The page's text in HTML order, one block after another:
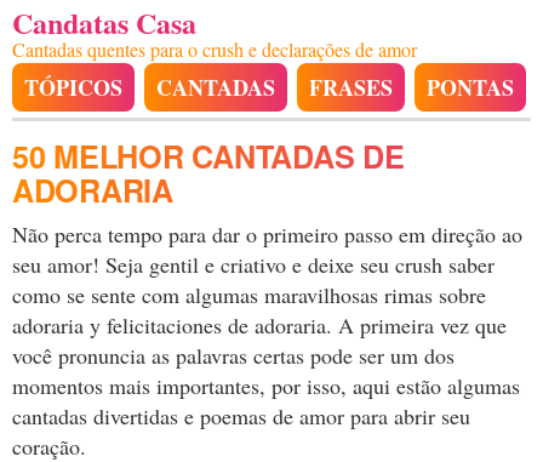
Candatas Casa
Cantadas quentes para o crush e declarações de amor
TÓPICOS CANTADAS FRASES PONTAS
50 MELHOR CANTADAS DE
ADORARIA
Não perca tempo para dar o primeiro passo em direção ao
seu amor! Seja gentil e criativo e deixe seu crush saber
como se sente com algumas maravilhosas rimas sobre
adoraria y felicitaciones de adoraria. A primeira vez que
você pronuncia as palavras certas pode ser um dos
momentos mais importantes, por isso, aqui estão algumas
cantadas divertidas e poemas de amor para abrir seu
coração.